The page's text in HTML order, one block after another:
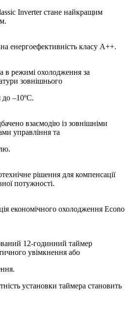
Inverter стане найкращим
енергоефективність класу А++.
в режимі охолодження за
зовнішнього
до –10ºC.
взаємодію із зовнішніми
управління та
рішення для компенсації
потужності.
економічного охолодження Econo
12-годинний таймер
увімкнення або
установки таймера становить